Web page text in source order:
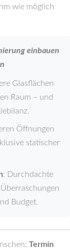
wie möglich
einbauen
Glasflächen
Raum – und
Öffnungen
statischer
: Durchdachte
Budget.
Termin